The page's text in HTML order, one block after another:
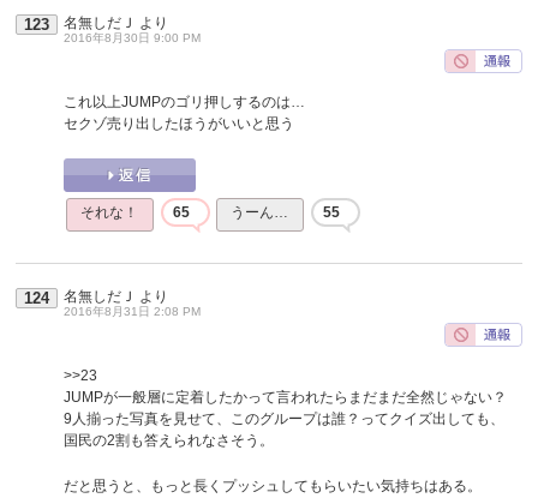
123 名無しだＪ より
2016年8月30日 9:00 PM
これ以上JUMPのゴリ押しするのは…
セクゾ売り出したほうがいいと思う
それな！ 65 うーん… 55
124 名無しだＪ より
2016年8月31日 2:08 PM
>>23
JUMPが一般層に定着したかって言われたらまだまだ全然じゃない？
9人揃った写真を見せて、このグループは誰？ってクイズ出しても、
国民の2割も答えられなさそう。
だと思うと、もっと長くプッシュしてもらいたい気持ちはある。